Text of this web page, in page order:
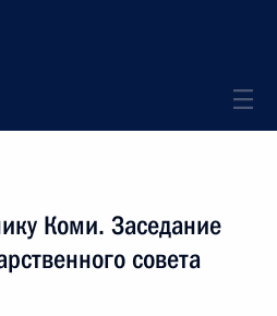
Коми. Заседание
совета